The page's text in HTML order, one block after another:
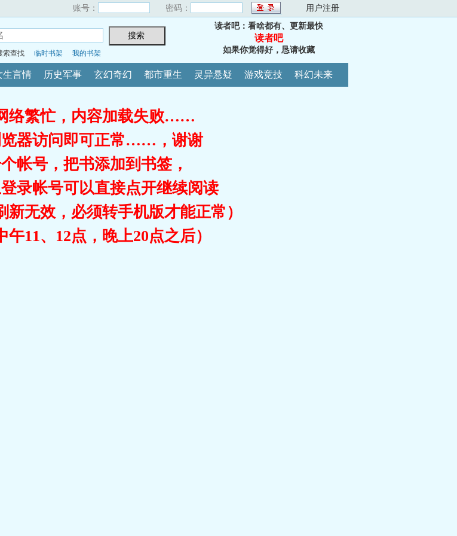
账号： 密码： 用户注册
索查找 临时书架 我的书架
读者吧：看啥都有、更新最快
读者吧
如果你觉得好，恳请收藏
生言情 历史军事 玄幻奇幻 都市重生 灵异悬疑 游戏竞技 科幻未来
络繁忙，内容加载失败……
览器访问即可正常……，谢谢
帐号，把书添加到书签，
录帐号可以直接点开继续阅读
新无效，必须转手机版才能正常）
午11、12点，晚上20点之后）